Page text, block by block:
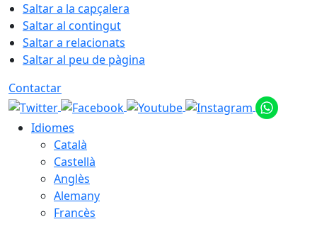
Saltar a la capçalera
Saltar al contingut
Saltar a relacionats
Saltar al peu de pàgina
Contactar
Idiomes
Català
Castellà
Anglès
Alemany
Francès